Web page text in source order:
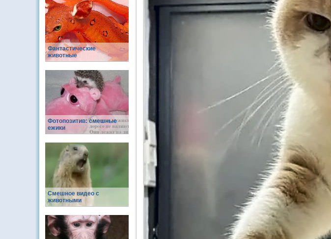
Фантастические
животные
Фотопозитив: смешные
ежики
Смешное видео с
животными